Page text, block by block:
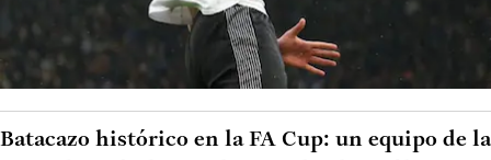
Batacazo histórico en la FA Cup: un equipo de la